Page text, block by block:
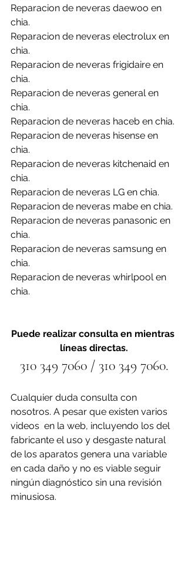
Reparacion de neveras daewoo en
chia.
Reparacion de neveras electrolux en
chia.
Reparacion de neveras frigidaire en
chia.
Reparacion de neveras general en
chia.
Reparacion de neveras haceb en chia.
Reparacion de neveras hisense en
chia.
Reparacion de neveras kitchenaid en
chia.
Reparacion de neveras LG en chia.
Reparacion de neveras mabe en chia.
Reparacion de neveras panasonic en
chia.
Reparacion de neveras samsung en
chia.
Reparacion de neveras whirlpool en
chia.
Puede realizar consulta en mientras
líneas directas.
310 349 7060 / 310 349 7060.
Cualquier duda consulta con
nosotros. A pesar que existen varios
videos  en la web, incluyendo los del
fabricante el uso y desgaste natural
de los aparatos genera una variable
en cada daño y no es viable seguir
ningún diagnóstico sin una revisión
minusiosa.